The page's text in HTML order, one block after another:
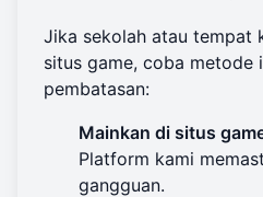
Jika sekolah atau tempat
situs game, coba metode
pembatasan:
Mainkan di situs
Platform kami
gangguan.